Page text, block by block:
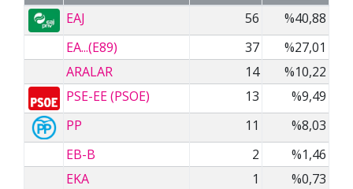
EAJ
56
%40,88
EA...(E89)
37
%27,01
ARALAR
14
%10,22
PSE-EE (PSOE)
13
%9,49
PP
11
%8,03
EB-B
2
%1,46
EKA
1 %0,73